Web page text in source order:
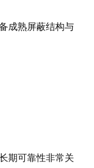
成熟屏蔽结构与
期可靠性非常关